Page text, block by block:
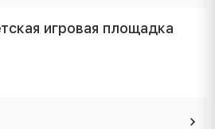
игровая площадка